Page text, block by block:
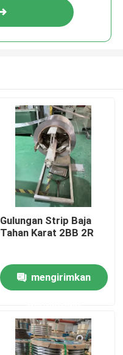
Gulungan Strip Baja
Tahan Karat 2BB 2R
mengirimkan